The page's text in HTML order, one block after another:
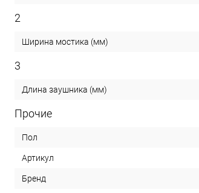
2
Ширина мостика (мм)
3
Длина заушника (мм)
Прочие
Пол
Артикул
Бренд